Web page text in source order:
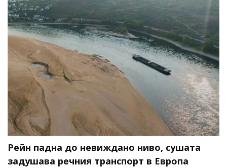
Рейн падна до невиждано ниво, сушата
задушава речния транспорт в Европа